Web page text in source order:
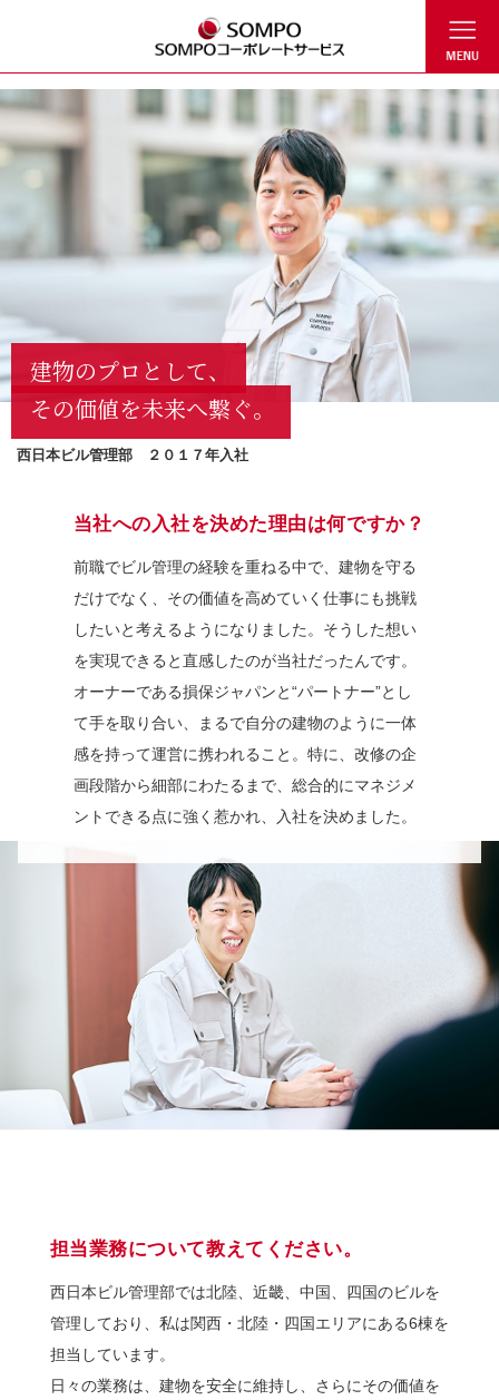
事業
連事業
ドサービ
ス事業
事業
セージ
覧
SOMPOコーポレ
ートサービス
私たちの想い～
サステ
健康経
「家庭
立支
登録
建物のプロとして、
その価値を未来へ繋ぐ。
西日本ビル管理部 ２０１７年入社
当社への入社を決めた理由は何ですか？
前職でビル管理の経験を重ねる中で、建物を守る
だけでなく、その価値を高めていく仕事にも挑戦
したいと考えるようになりました。そうした想い
を実現できると直感したのが当社だったんです。
オーナーである損保ジャパンと“パートナー”とし
て手を取り合い、まるで自分の建物のように一体
感を持って運営に携われること。特に、改修の企
画段階から細部にわたるまで、総合的にマネジメ
ントできる点に強く惹かれ、入社を決めました。
担当業務について教えてください。
西日本ビル管理部では北陸、近畿、中国、四国のビルを
管理しており、私は関西・北陸・四国エリアにある6棟を
担当しています。
日々の業務は、建物を安全に維持し、さらにその価値を